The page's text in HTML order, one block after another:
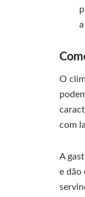
O
com
A
e dão